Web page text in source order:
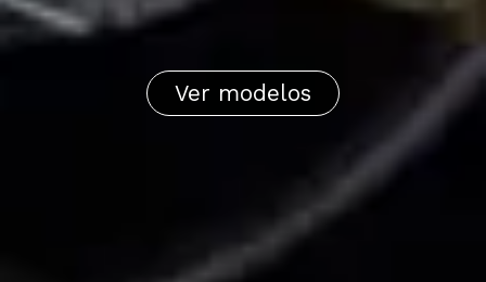
Ver modelos